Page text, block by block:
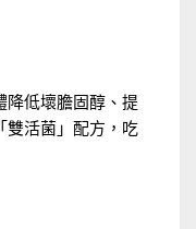
降低壞膽固醇、提
雙活菌」配方，吃